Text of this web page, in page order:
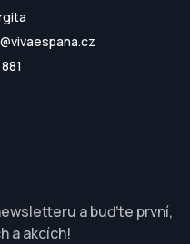
a buďte první,
a akcích!